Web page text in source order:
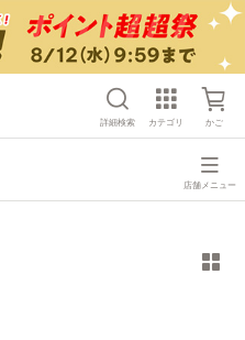
詳細検索 カテゴリ かご
店舗メニュー